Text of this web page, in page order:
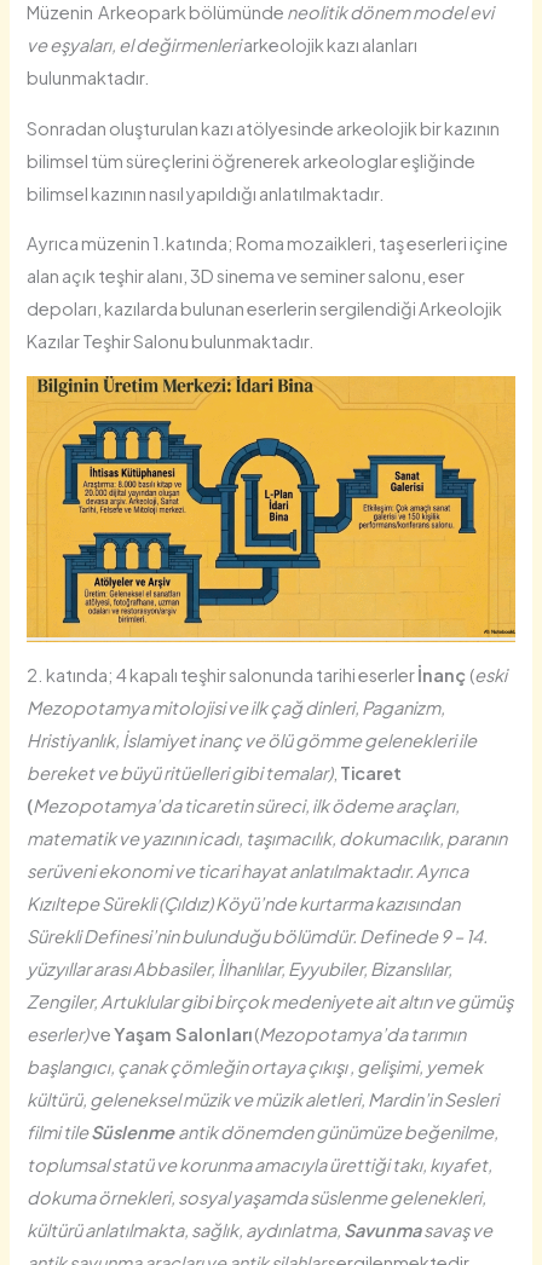
Müzenin Arkeopark bölümünde neolitik dönem model evi
ve eşyaları, el değirmenleriarkeolojik kazı alanları
bulunmaktadır.
Sonradan oluşturulan kazı atölyesinde arkeolojik bir kazının
bilimsel tüm süreçlerini öğrenerek arkeologlar eşliğinde
bilimsel kazının nasıl yapıldığı anlatılmaktadır.
Ayrıca müzenin 1.katında; Roma mozaikleri, taş eserleri içine
alan açık teşhir alanı, 3D sinema ve seminer salonu, eser
depoları, kazılarda bulunan eserlerin sergilendiği Arkeolojik
Kazılar Teşhir Salonu bulunmaktadır.
2. katında; 4 kapalı teşhir salonunda tarihi eserlerİnanç (eski
Mezopotamya mitolojisi ve ilk çağ dinleri, Paganizm,
Hristiyanlık, İslamiyet inanç ve ölü gömme gelenekleri ile
bereket ve büyü ritüelleri gibi temalar), Ticaret
(Mezopotamya’da ticaretin süreci, ilk ödeme araçları,
matematik ve yazının icadı, taşımacılık, dokumacılık, paranın
serüveni ekonomi ve ticari hayat anlatılmaktadır. Ayrıca
Kızıltepe Sürekli (Çıldız) Köyü’nde kurtarma kazısından
Sürekli Definesi’nin bulunduğu bölümdür. Definede 9 – 14.
yüzyıllar arası Abbasiler, İlhanlılar, Eyyubiler, Bizanslılar,
Zengiler, Artuklular gibi birçok medeniyete ait altın ve gümüş
eserler)veYaşam Salonları(Mezopotamya’da tarımın
başlangıcı, çanak çömleğin ortaya çıkışı , gelişimi, yemek
kültürü, geleneksel müzik ve müzik aletleri, Mardin’in Sesleri
filmi tileSüslenmeantik dönemden günümüze beğenilme,
toplumsal statü ve korunma amacıyla ürettiği takı, kıyafet,
dokuma örnekleri, sosyal yaşamda süslenme gelenekleri,
kültürü anlatılmakta, sağlık, aydınlatma, Savunmasavaş ve